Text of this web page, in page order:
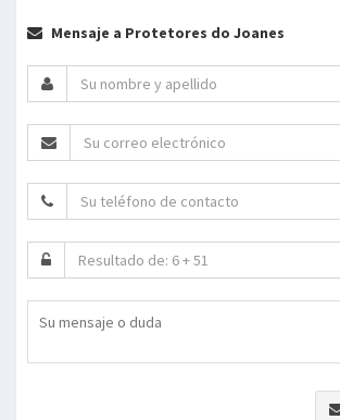
Mensaje a Protetores do Joanes